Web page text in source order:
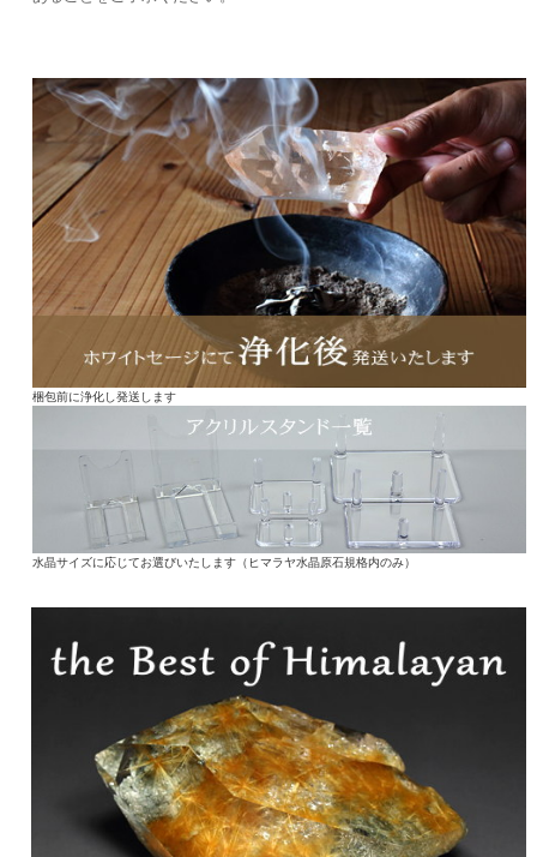
梱包前に浄化し発送します
水晶サイズに応じてお選びいたします（ヒマラヤ水晶原石規格内のみ）